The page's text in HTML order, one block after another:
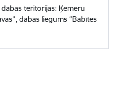
teritorijas: Ķemeru
dabas liegums “Babītes